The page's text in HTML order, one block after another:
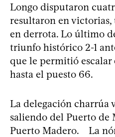
Longo disputaron
resultaron en
en derrota. Lo último
triunfo histórico 2-1
que le permitió
hasta el puesto 66.
La delegación charrúa
saliendo del Puerto de
Puerto Madero. La